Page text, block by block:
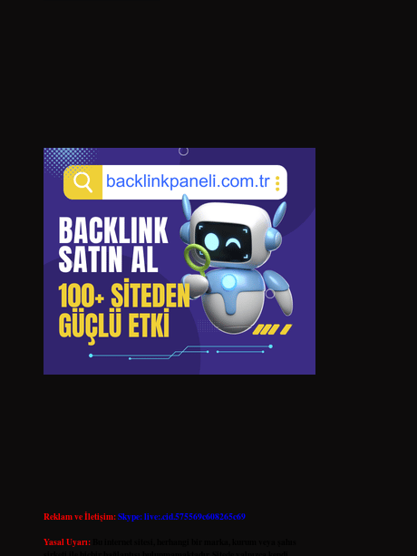
Reklam ve İletişim:Skype: live:.cid.575569c608265c69
Yasal Uyarı: